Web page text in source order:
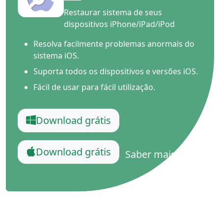
Restaurar sistema de seus
dispositivos iPhone/iPad/iPod
Resolva facilmente problemas anormais do
sistema iOS.
Suporta todos os dispositivos e versões iOS.
Fácil de usar para fácil utilização.
Download grátis
Download grátis Saber mais